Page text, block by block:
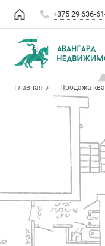
+375 29 636-
Главная Продажа